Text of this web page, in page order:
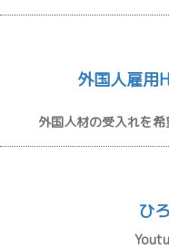
外国人雇用
外国人材の受入れを
ひ